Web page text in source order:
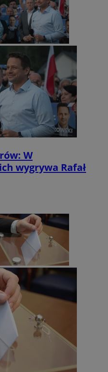
W
wygrywa Rafał